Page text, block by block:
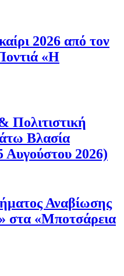
2026 από τον
«Η
Πολιτιστική
Βλασία
2026)
Αναβίωσης
στα «Μποτσάρεια